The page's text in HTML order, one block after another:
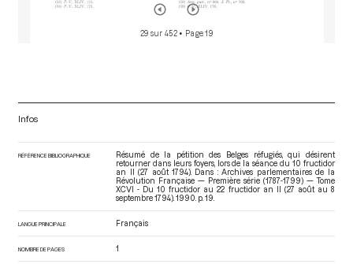
29 sur 452 • Page 19
Infos
RÉFÉRENCE BIBLIOGRAPHIQUE
Résumé de la pétition des Belges réfugiés, qui désirent
retourner dans leurs foyers, lors de la séance du 10 fructidor
an II (27 août 1794). Dans : Archives parlementaires de la
Révolution Française — Première série (1787-1799) — Tome
XCVI - Du 10 fructidor au 22 fructidor an II (27 août au 8
septembre 1794) . 1990. p. 19.
LANGUE PRINCIPALE Français
NOMBRE DE PAGES 1